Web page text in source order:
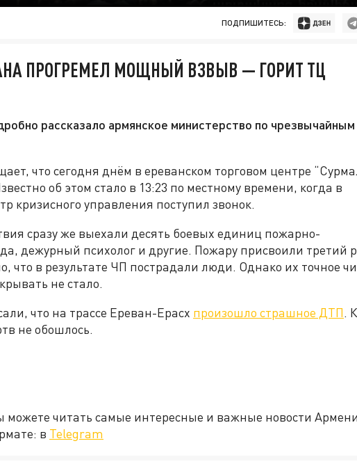
ПОДПИШИТЕСЬ:
ПРОГРЕМЕЛ МОЩНЫЙ ВЗВЫВ — ГОРИТ ТЦ
рассказало армянское министерство по чрезвычайным
что сегодня днём в ереванском торговом центре
об этом стало в 13:23 по местному времени, когда в
кризисного управления поступил звонок.
сразу же выехали десять боевых единиц пожарно-
дежурный психолог и другие. Пожару присвоили третий
что в результате ЧП пострадали люди. Однако их точное
не стало.
что на трассе Ереван-Ерасх произошло страшное ДТП. К
не обошлось.
можете читать самые интересные и важные новости
в Telegram